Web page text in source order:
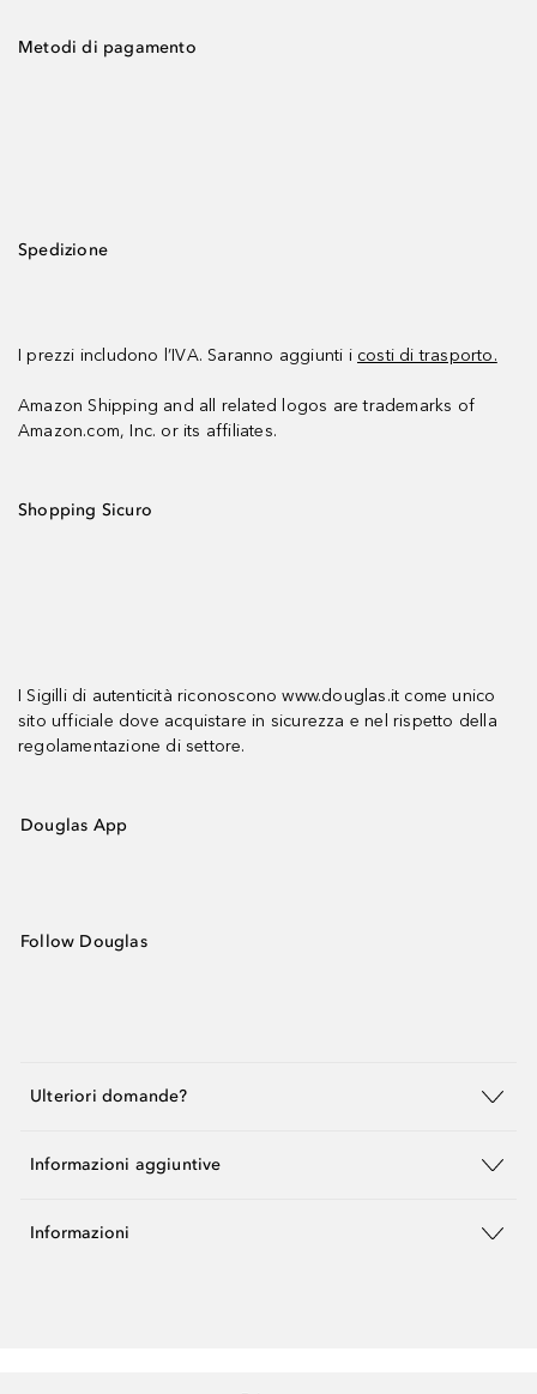
Metodi di pagamento
Spedizione
I prezzi includono l’IVA. Saranno aggiunti i costi di trasporto.
Amazon Shipping and all related logos are trademarks of
Amazon.com, Inc. or its affiliates.
Shopping Sicuro
I Sigilli di autenticità riconoscono www.douglas.it come unico
sito ufficiale dove acquistare in sicurezza e nel rispetto della
regolamentazione di settore.
Douglas App
Follow Douglas
Ulteriori domande?
Informazioni aggiuntive
Informazioni